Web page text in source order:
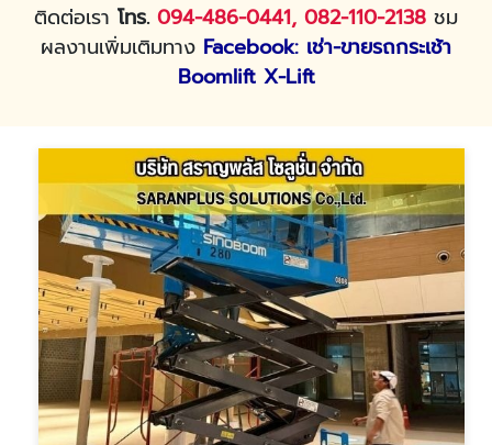
ติดต่อเรา โทร. 094-486-0441, 082-110-2138 ชม
ผลงานเพิ่มเติมทาง Facebook: เช่า-ขายรถกระเช้า
Boomlift X-Lift